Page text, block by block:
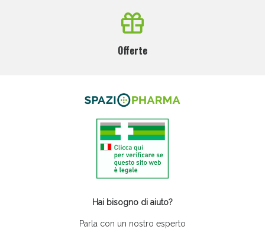
Offerte
Hai bisogno di aiuto?
Parla con un nostro esperto